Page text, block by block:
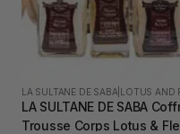
LA SULTANE DE SABA
LA SULTANE DE SABA
Trousse Corps Lotus &